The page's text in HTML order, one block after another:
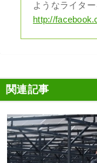
ようなライタ
http://
関連記事